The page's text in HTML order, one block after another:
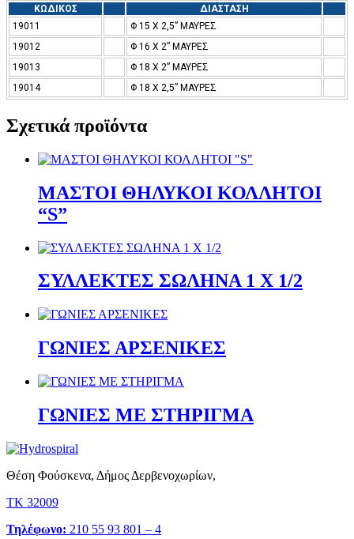
ΚΩΔΙΚΟΣ
ΔΙΑΣΤΑΣΗ
19011
Φ 15 Χ 2,5” ΜΑΥΡΕΣ
19012
Φ 16 Χ 2” ΜΑΥΡΕΣ
19013
Φ 18 Χ 2” ΜΑΥΡΕΣ
19014
Φ 18 Χ 2,5” ΜΑΥΡΕΣ
Σχετικά προϊόντα
ΜΑΣΤΟΙ ΘΗΛΥΚΟΙ ΚΟΛΛΗΤΟΙ
“S”
ΣΥΛΛΕΚΤΕΣ ΣΩΛΗΝΑ 1 Χ 1/2
ΓΩΝΙΕΣ ΑΡΣΕΝΙΚΕΣ
ΓΩΝΙΕΣ ΜΕ ΣΤΗΡΙΓΜΑ
Θέση Φούσκενα, Δήμος Δερβενοχωρίων,
ΤΚ 32009
Τηλέφωνο: 210 55 93 801 – 4